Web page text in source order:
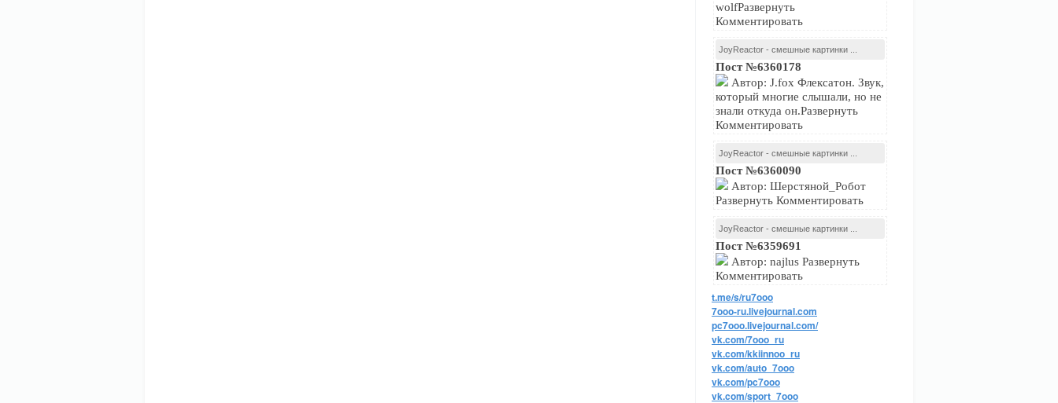
wolfРазвернуть
Комментировать
JoyReactor - смешные картинки ...
Пост №6360178
Автор: J.fox Флексатон. Звук,
который многие слышали, но не
знали откуда он.Развернуть
Комментировать
JoyReactor - смешные картинки ...
Пост №6360090
Автор: Шерстяной_Робот
Развернуть Комментировать
JoyReactor - смешные картинки ...
Пост №6359691
Автор: najlus Развернуть
Комментировать
t.me/s/ru7ooo
7ooo-ru.livejournal.com
pc7ooo.livejournal.com/
vk.com/7ooo_ru
vk.com/kkiinnoo_ru
vk.com/auto_7ooo
vk.com/pc7ooo
vk.com/sport_7ooo